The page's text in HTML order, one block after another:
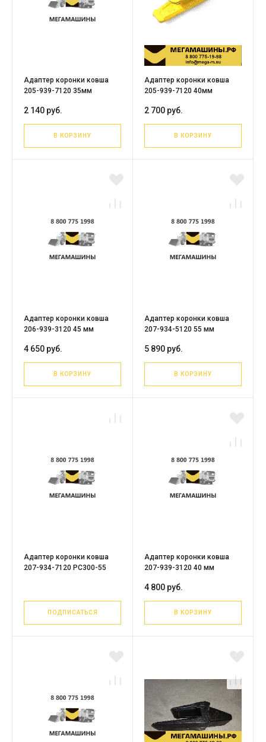
Адаптер коронки ковша
205-939-7120 35мм
2 140 руб.
В КОРЗИНУ
Адаптер коронки ковша
205-939-7120 40мм
2 700 руб.
В КОРЗИНУ
Адаптер коронки ковша
206-939-3120 45 мм
4 650 руб.
В КОРЗИНУ
Адаптер коронки ковша
207-934-5120 55 мм
5 890 руб.
В КОРЗИНУ
Адаптер коронки ковша
207-934-7120 PC300-55
ПОДПИСАТЬСЯ
Адаптер коронки ковша
207-939-3120 40 мм
4 800 руб.
В КОРЗИНУ